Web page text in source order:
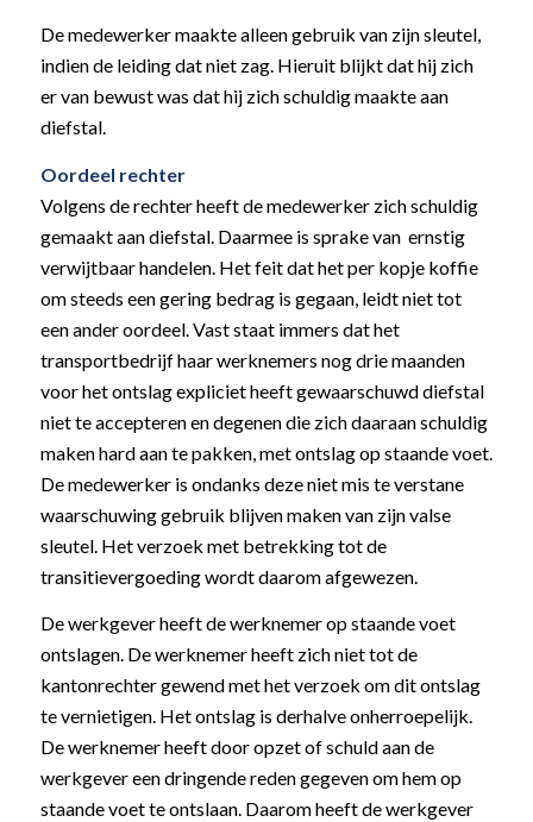
De medewerker maakte alleen gebruik van zijn sleutel,
indien de leiding dat niet zag. Hieruit blijkt dat hij zich
er van bewust was dat hij zich schuldig maakte aan
diefstal.
Oordeel rechter
Volgens de rechter heeft de medewerker zich schuldig
gemaakt aan diefstal. Daarmee is sprake van ernstig
verwijtbaar handelen. Het feit dat het per kopje koffie
om steeds een gering bedrag is gegaan, leidt niet tot
een ander oordeel. Vast staat immers dat het
transportbedrijf haar werknemers nog drie maanden
voor het ontslag expliciet heeft gewaarschuwd diefstal
niet te accepteren en degenen die zich daaraan schuldig
maken hard aan te pakken, met ontslag op staande voet.
De medewerker is ondanks deze niet mis te verstane
waarschuwing gebruik blijven maken van zijn valse
sleutel. Het verzoek met betrekking tot de
transitievergoeding wordt daarom afgewezen.
De werkgever heeft de werknemer op staande voet
ontslagen. De werknemer heeft zich niet tot de
kantonrechter gewend met het verzoek om dit ontslag
te vernietigen. Het ontslag is derhalve onherroepelijk.
De werknemer heeft door opzet of schuld aan de
werkgever een dringende reden gegeven om hem op
staande voet te ontslaan. Daarom heeft de werkgever